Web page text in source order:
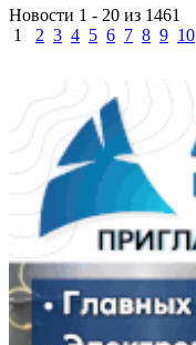
Новости 1 - 20 из 1461
1
2 3 4 5 6 7 8 9 10